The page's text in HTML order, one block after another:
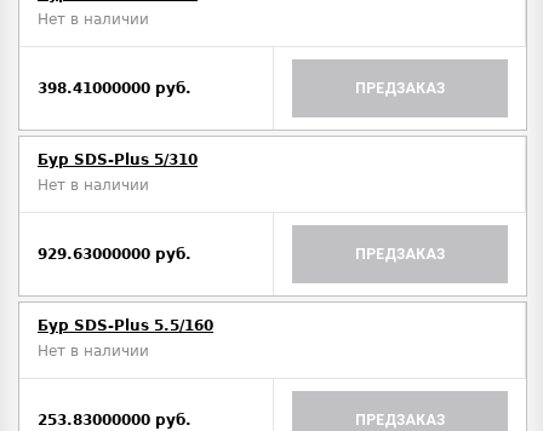
Нет в наличии
398.41000000 руб. ПРЕДЗАКАЗ
Бур SDS-Plus 5/310
Нет в наличии
929.63000000 руб. ПРЕДЗАКАЗ
Бур SDS-Plus 5.5/160
Нет в наличии
253.83000000 руб. ПРЕДЗАКАЗ